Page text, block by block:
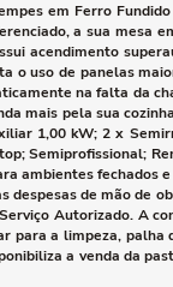
em Ferro
a sua
acendimento
uso de panelas
na falta da
pela sua
1,00 kW; 2 x
Semiprofissional;
ambientes
de mão de
Autorizado. A
a limpeza,
a venda da